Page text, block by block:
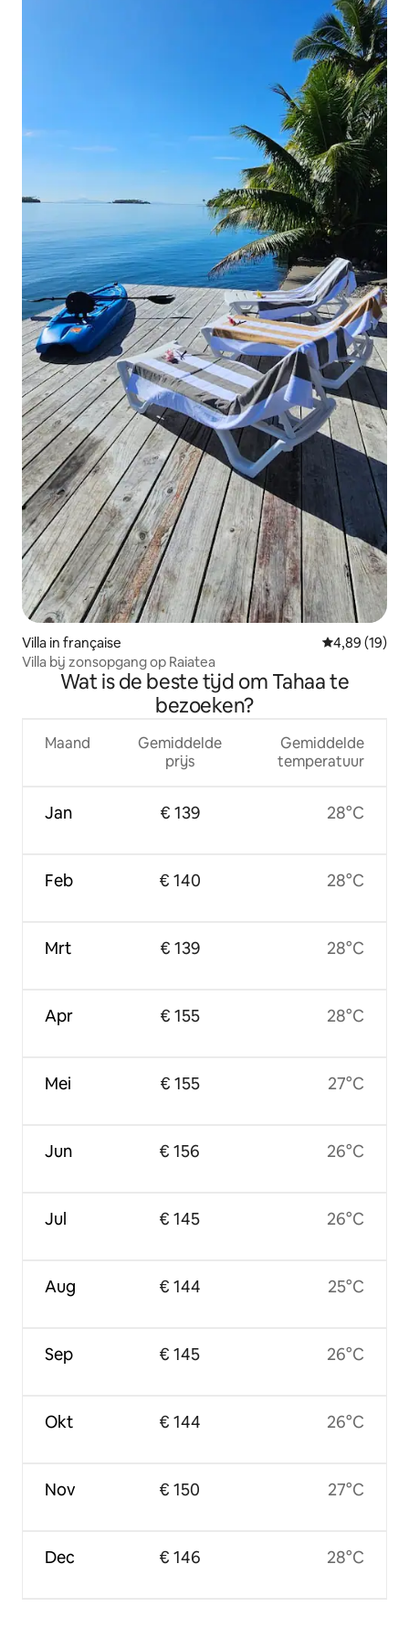
Villa in française Gemiddelde
4,89 (19)
Villa bij zonsopgang op Raiatea
Wat is de beste tijd om Tahaa te
bezoeken?
Maand
Jan
Feb
Mrt
Apr
Mei
Jun
Jul
Aug
Sep
Okt
Nov
Dec
Gemiddelde
prijs
€ 139
€ 140
€ 139
€ 155
€ 155
€ 156
€ 145
€ 144
€ 145
€ 144
€ 150
€ 146
Gemiddelde
temperatuur
28°C
28°C
28°C
28°C
27°C
26°C
26°C
25°C
26°C
26°C
27°C
28°C